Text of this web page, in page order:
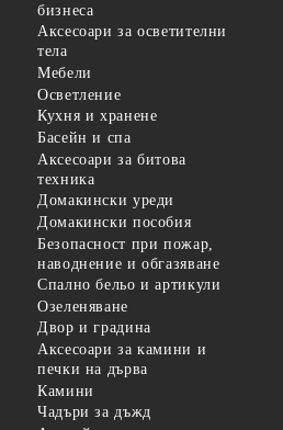
бизнеса
Аксесоари за осветителни
тела
Мебели
Осветление
Кухня и хранене
Басейн и спа
Аксесоари за битова
техника
Домакински уреди
Домакински пособия
Безопасност при пожар,
наводнение и обгазяване
Спално бельо и артикули
Озеленяване
Двор и градина
Аксесоари за камини и
печки на дърва
Камини
Чадъри за дъжд